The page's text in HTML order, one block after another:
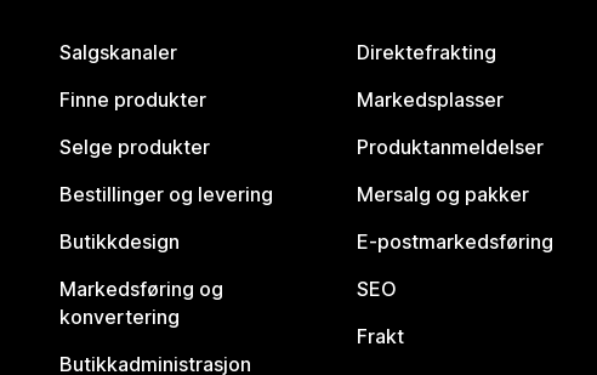
Salgskanaler
Finne produkter
Selge produkter
Bestillinger og levering
Butikkdesign
Markedsføring og
konvertering
Butikkadministrasjon
Direktefrakting
Markedsplasser
Produktanmeldelser
Mersalg og pakker
E-postmarkedsføring
SEO
Frakt